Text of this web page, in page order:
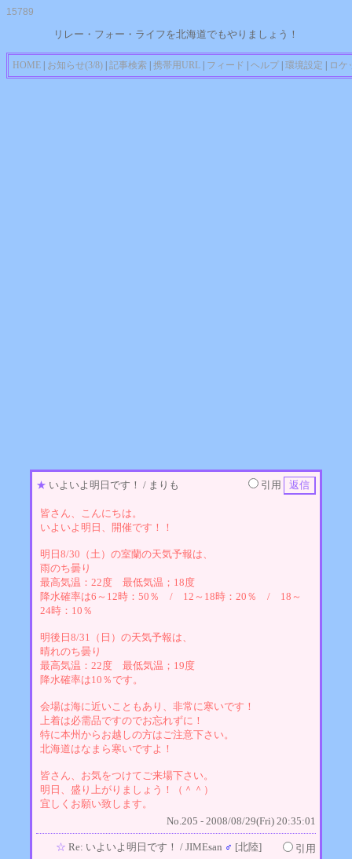
15789
リレー・フォー・ライフを北海道でもやりましょう！
HOME | お知らせ(3/8) | 記事検索 | 携帯用URL | フィード | ヘルプ | 環境設定 | ロケ
★ いよいよ明日です！ / まりも 引用
皆さん、こんにちは。
いよいよ明日、開催です！！
明日8/30（土）の室蘭の天気予報は、
雨のち曇り
最高気温：22度 最低気温；18度
降水確率は6～12時：50％ / 12～18時：20％ / 18～
24時：10％
明後日8/31（日）の天気予報は、
晴れのち曇り
最高気温：22度 最低気温；19度
降水確率は10％です。
会場は海に近いこともあり、非常に寒いです！
上着は必需品ですのでお忘れずに！
特に本州からお越しの方はご注意下さい。
北海道はなまら寒いですよ！
皆さん、お気をつけてご来場下さい。
明日、盛り上がりましょう！（＾＾）
宜しくお願い致します。
No.205 - 2008/08/29(Fri) 20:35:01
☆ Re: いよいよ明日です！ / JIMEsan ♂ [北陸]
引用